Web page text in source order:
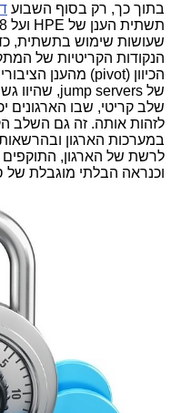
בתוך כך, רק בסוף השבוע
תשתית הענן של HPE
שעושות שימוש בתשתית,
הנקודות הקריטיות של
הכיוון (pivot) מהענן
של jump servers, שהיוו
שלב קריטי, שבו הארגונים
לזהות אותה. זה גם השלב
במערכות הארגון
לרשת של הארגון,
וכנראה הבלתי מוגבלת של